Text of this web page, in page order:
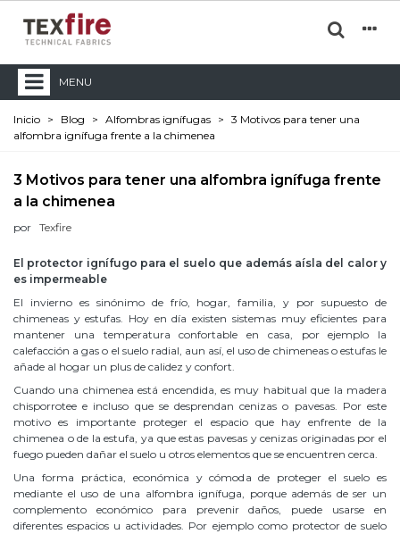
MENU
Inicio > Blog > Alfombras ignífugas > 3 Motivos para tener una
alfombra ignífuga frente a la chimenea
3 Motivos para tener una alfombra ignífuga frente
a la chimenea
por Texfire
El protector ignífugo para el suelo que además aísla del calor y
es impermeable
El invierno es sinónimo de frío, hogar, familia, y por supuesto de
chimeneas y estufas. Hoy en día existen sistemas muy eficientes para
mantener una temperatura confortable en casa, por ejemplo la
calefacción a gas o el suelo radial, aun así, el uso de chimeneas o estufas le
añade al hogar un plus de calidez y confort.
Cuando una chimenea está encendida, es muy habitual que la madera
chisporrotee e incluso que se desprendan cenizas o pavesas. Por este
motivo es importante proteger el espacio que hay enfrente de la
chimenea o de la estufa, ya que estas pavesas y cenizas originadas por el
fuego pueden dañar el suelo u otros elementos que se encuentren cerca.
Una forma práctica, económica y cómoda de proteger el suelo es
mediante el uso de una alfombra ignífuga, porque además de ser un
complemento económico para prevenir daños, puede usarse en
diferentes espacios u actividades. Por ejemplo como protector de suelo